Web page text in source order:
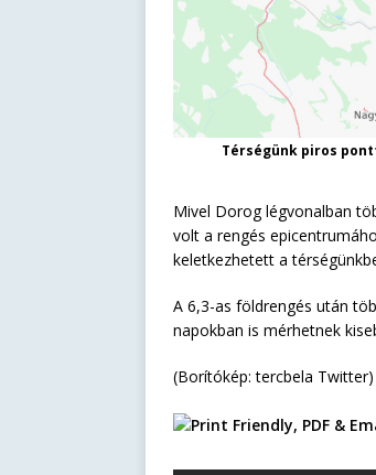
Térségünk piros
Mivel Dorog légvonalban
volt a rengés
keletkezhetett a
A 6,3-as földrengés után
napokban is mérhetnek
(Borítókép: tercbela Twitter)